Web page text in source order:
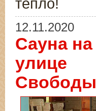
тепло!
12.11.2020
Сауна на
улице
Свободы